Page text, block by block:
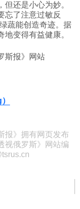
还是小心为妙。
忘了注意过敏反
蔬能创造奇迹。据
变得有益健康。
斯报》网站
报》拥有网页发布
视俄罗斯》网站编